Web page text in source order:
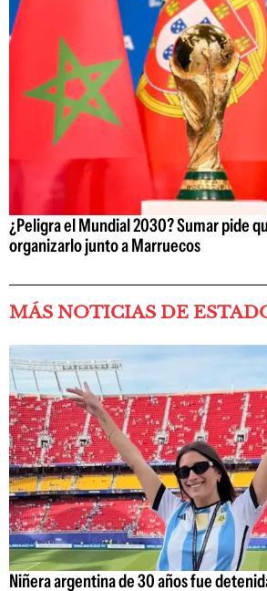
¿Peligra el Mundial 2030? Sumar pide
organizarlo junto a Marruecos
MÁS NOTICIAS DE
Niñera argentina de 30 años fue